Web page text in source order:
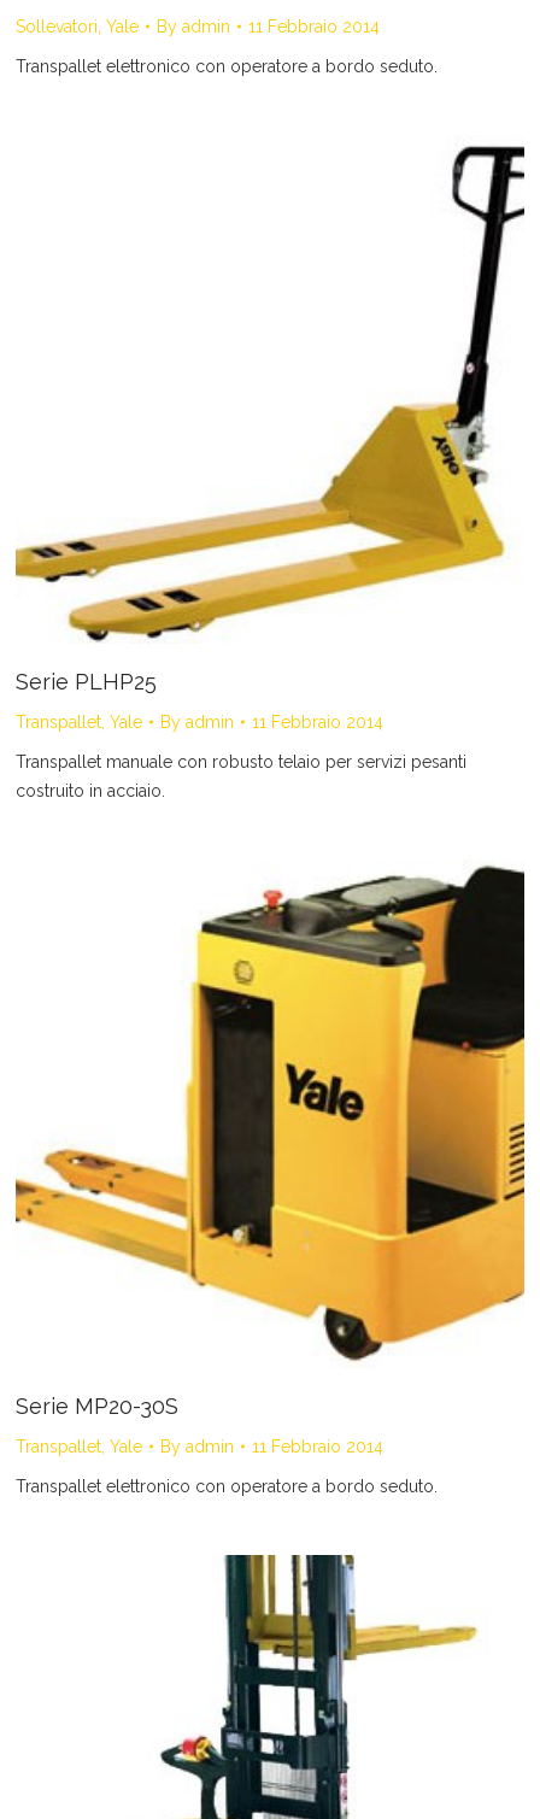
Sollevatori Yale By admin 11 Febbraio 2014
Transpallet elettronico con operatore a bordo seduto.
Serie PLHP25
Transpallet, Yale By admin 11 Febbraio 2014
Transpallet manuale con robusto telaio per servizi pesanti
costruito in acciaio.
Serie MP20-30S
Transpallet, Yale By admin 11 Febbraio 2014
Transpallet elettronico con operatore a bordo seduto.